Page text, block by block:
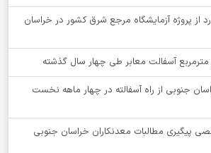
از پروژه آزمایشگاه مرجع شرق کشور در خراسان
خراسان جنوبی از راه آسفالته در چهار ماهه نخست
پیگیری مطالبات معدنکاران خراسان جنوبی